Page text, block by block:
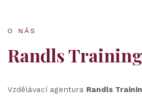
O NÁS
Randls Training
Vzdělávací agentura Randls